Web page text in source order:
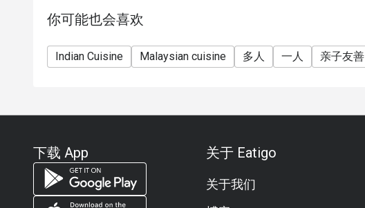
你可能也会喜欢
Indian Cuisine Malaysian cuisine 多人 一人 亲子友善
下载 App 关于 Eatigo
关于我们